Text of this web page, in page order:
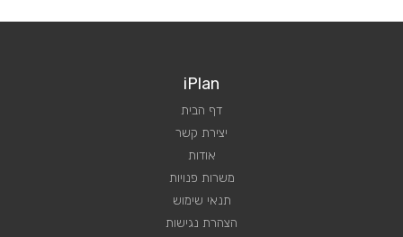
iPlan
דף הבית
יצירת קשר
אודות
משרות פנויות
תנאי שימוש
הצהרת נגישות